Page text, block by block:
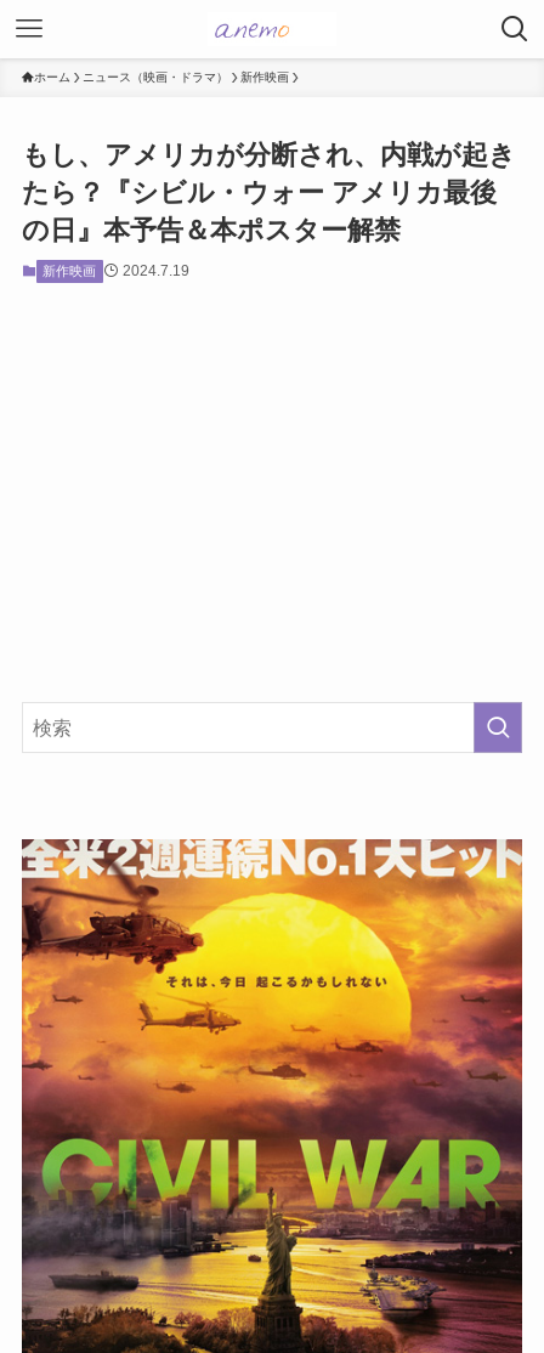
ホーム ニュース（映画・ドラマ） 新作映画
もし、アメリカが分断され、内戦が起き
たら？『シビル・ウォー アメリカ最後
の日』本予告＆本ポスター解禁
新作映画 2024.7.19